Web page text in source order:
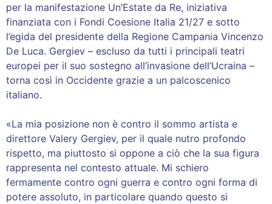
per la manifestazione Un’Estate da Re, iniziativa
finanziata con i Fondi Coesione Italia 21/27 e sotto
l’egida del presidente della Regione Campania Vincenzo
De Luca. Gergiev – escluso da tutti i principali teatri
europei per il suo sostegno all’invasione dell’Ucraina –
torna così in Occidente grazie a un palcoscenico
italiano.
«La mia posizione non è contro il sommo artista e
direttore Valery Gergiev, per il quale nutro profondo
rispetto, ma piuttosto si oppone a ciò che la sua figura
rappresenta nel contesto attuale. Mi schiero
fermamente contro ogni guerra e contro ogni forma di
potere assoluto, in particolare quando questo si